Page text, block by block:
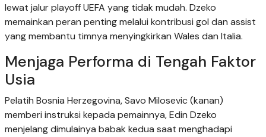
lewat jalur playoff UEFA yang tidak mudah. Dzeko
memainkan peran penting melalui kontribusi gol dan assist
yang membantu timnya menyingkirkan Wales dan Italia.
Menjaga Performa di Tengah Faktor
Usia
Pelatih Bosnia Herzegovina, Savo Milosevic (kanan)
memberi instruksi kepada pemainnya, Edin Dzeko
menjelang dimulainya babak kedua saat menghadapi